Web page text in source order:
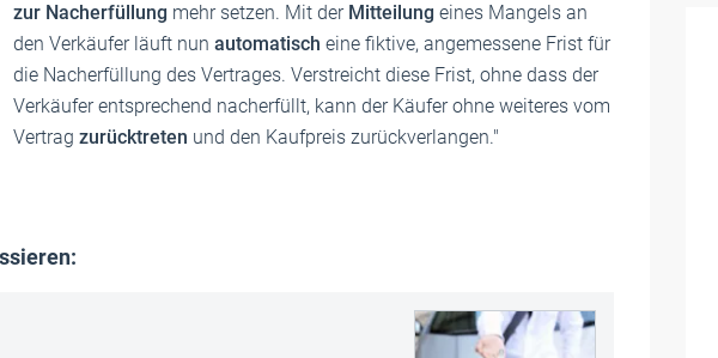
zur Nacherfüllung mehr setzen. Mit der Mitteilung eines Mangels an
den Verkäufer läuft nun automatisch eine fiktive, angemessene Frist für
die Nacherfüllung des Vertrages. Verstreicht diese Frist, ohne dass der
Verkäufer entsprechend nacherfüllt, kann der Käufer ohne weiteres vom
Vertrag zurücktreten und den Kaufpreis zurückverlangen."